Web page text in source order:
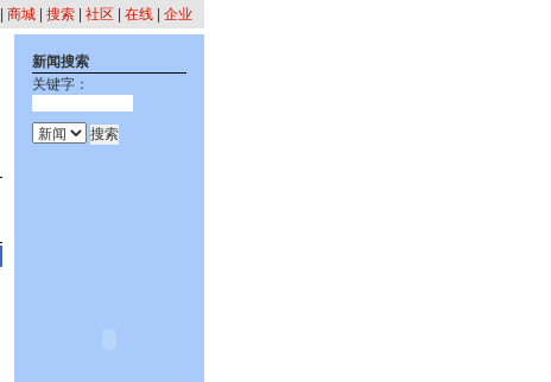
商城 搜索 社区 在线 企业
新闻搜索
关键字：